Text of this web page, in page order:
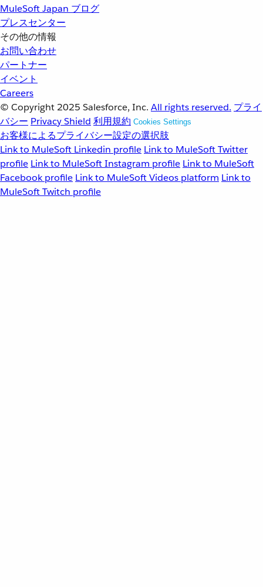
MuleSoft Japan ブログ
プレスセンター
その他の情報
お問い合わせ
パートナー
イベント
Careers
© Copyright 2025 Salesforce, Inc. All rights reserved. プライ
バシー Privacy Shield 利用規約 Cookies Settings
お客様によるプライバシー設定の選択肢
Link to MuleSoft Linkedin profile Link to MuleSoft Twitter
profile Link to MuleSoft Instagram profile Link to MuleSoft
Facebook profile Link to MuleSoft Videos platform Link to
MuleSoft Twitch profile